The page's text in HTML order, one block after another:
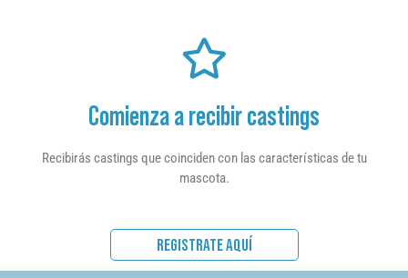
Comienza a recibir castings
Recibirás castings que coinciden con las características de tu
mascota.
REGISTRATE AQUÍ